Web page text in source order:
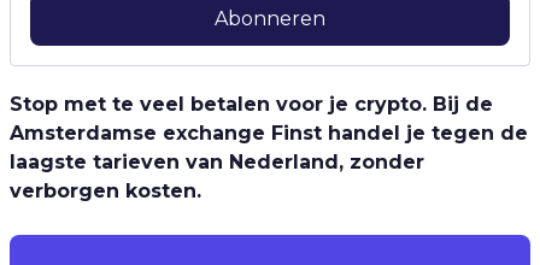
Abonneren
Stop met te veel betalen voor je crypto. Bij de
Amsterdamse exchange Finst handel je tegen de
laagste tarieven van Nederland, zonder
verborgen kosten.